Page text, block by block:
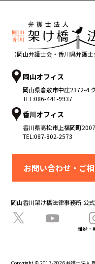
（岡山弁護士会・香川県弁護士
岡山オフィス
岡山県倉敷市中庄2372-4
TEL:086-441-9937
香川オフィス
香川県高松市 上福岡町
TEL:087-802-2573
お問い合わせ・ご
岡山香川架け橋法律事務所 公
離婚・